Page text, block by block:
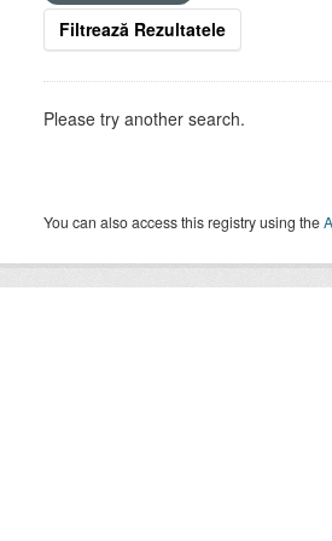
Filtrează Rezultatele
Please try another search.
You can also access this registry using the